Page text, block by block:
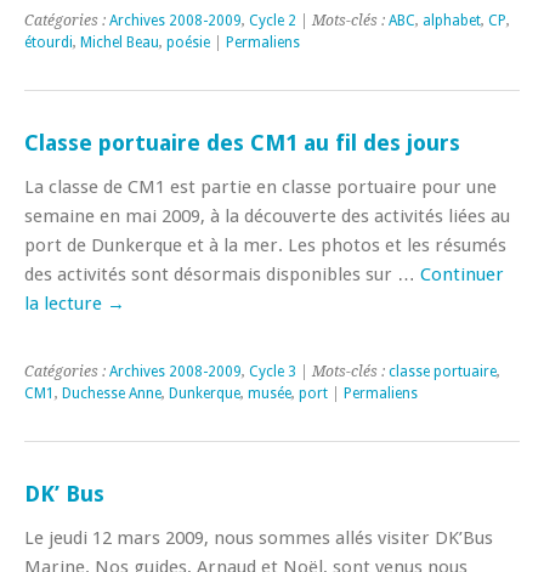
Catégories : Archives 2008-2009, Cycle 2 | Mots-clés : ABC, alphabet, CP,
étourdi, Michel Beau, poésie Permaliens
Classe portuaire des CM1 au fil des jours
La classe de CM1 est partie en classe portuaire pour une
semaine en mai 2009, à la découverte des activités liées au
port de Dunkerque et à la mer. Les photos et les résumés
des activités sont désormais disponibles sur … Continuer
la lecture →
Catégories : Archives 2008-2009, Cycle 3 | Mots-clés : classe portuaire,
CM1 , Duchesse Anne, Dunkerque, musée, port Permaliens
DK’ Bus
Le jeudi 12 mars 2009, nous sommes allés visiter DK’Bus
Marine. Nos guides, Arnaud et Noël, sont venus nous